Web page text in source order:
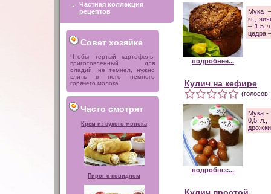
Частная коллекция
рецептов
Совет хозяйке
Чтобы тертый картофель,
приготовленный для
оладий, не темнел, нужно
влить в него немного
горячего молока.
Часто смотрят
Крем из сухого молока
Пирог с повидлом
подробнее...
Мука
кг.,
– 1.5
цедра
Кулич на кефире
подробнее...
Мука -
0,5 л.,